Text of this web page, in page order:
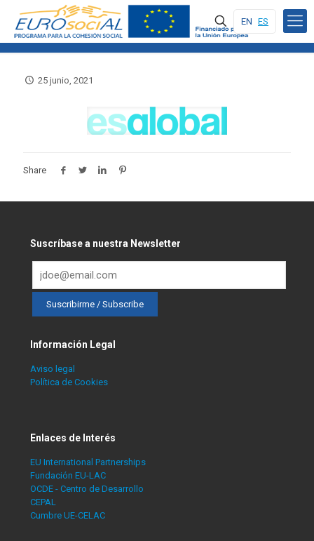
EN ES
25 junio, 2021
Share
Suscríbase a nuestra Newsletter
Información Legal
Aviso legal
Política de Cookies
Enlaces de Interés
EU International Partnerships
Fundación EU-LAC
OCDE - Centro de Desarrollo
CEPAL
Cumbre UE-CELAC